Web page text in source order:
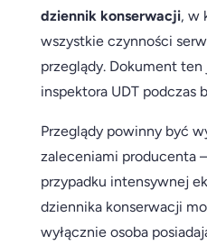
dziennik konserwacji, w
wszystkie czynności
przeglądy. Dokument
inspektora UDT podczas
Przeglądy powinny być
zaleceniami producenta
przypadku intensywnej
dziennika konserwacji
wyłącznie osoba